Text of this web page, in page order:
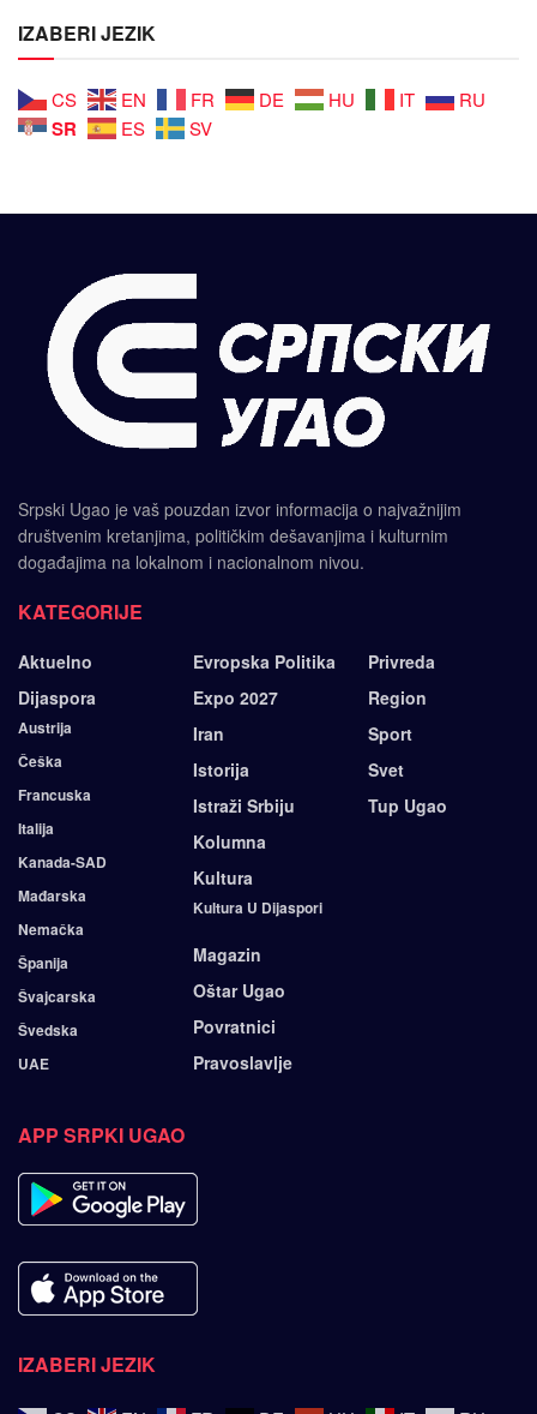
IZABERI JEZIK
CS EN FR DE HU IT RU
SR ES SV
Srpski Ugao je vaš pouzdan izvor informacija o najvažnijim
društvenim kretanjima, političkim dešavanjima i kulturnim
događajima na lokalnom i nacionalnom nivou.
KATEGORIJE
Aktuelno
Dijaspora
Austrija
Češka
Francuska
Italija
Kanada-SAD
Mađarska
Nemačka
Španija
Švajcarska
Švedska
UAE
Evropska Politika
Expo 2027
Iran
Istorija
Istraži Srbiju
Kolumna
Kultura
Kultura U Dijaspori
Magazin
Oštar Ugao
Povratnici
Pravoslavlje
Privreda
Region
Sport
Svet
Tup Ugao
APP SRPKI UGAO
IZABERI JEZIK